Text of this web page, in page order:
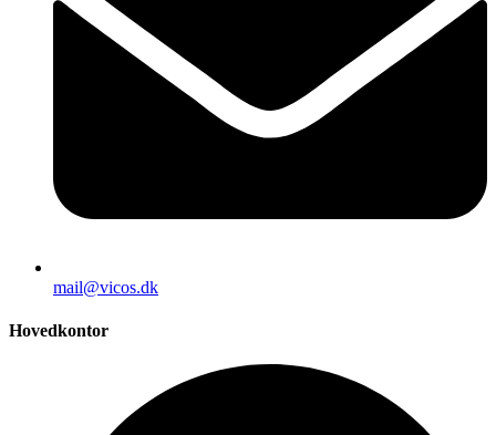
mail@vicos.dk
Hovedkontor